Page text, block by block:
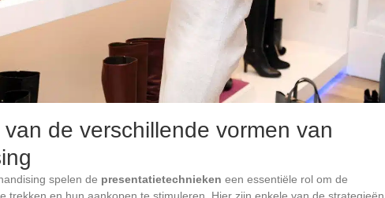
de verschillende vormen van
spelen de presentatietechnieken een essentiële rol om de